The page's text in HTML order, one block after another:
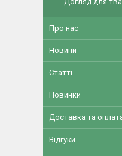
Про нас
Новини
Статті
Новинки
Доставка та
Відгуки